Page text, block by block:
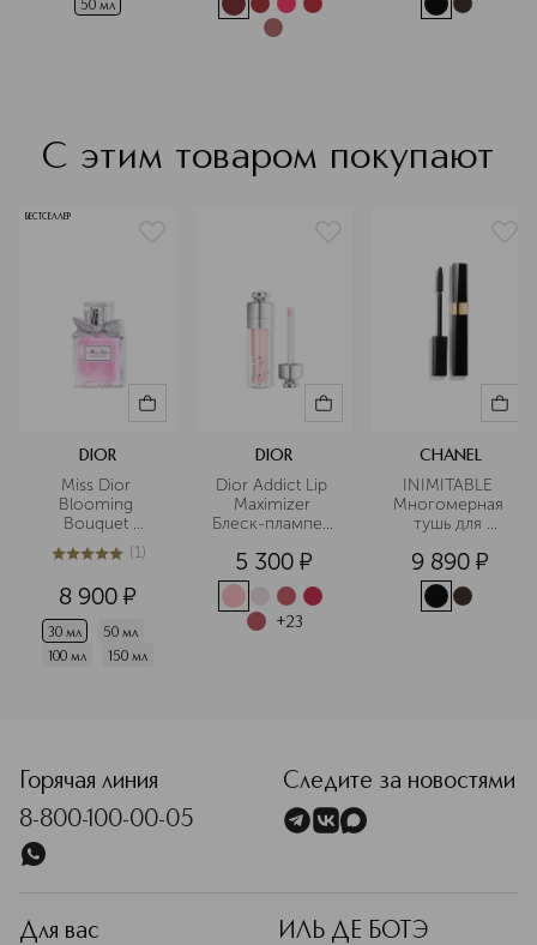
50 мл
С этим товаром покупают
БЕСТСЕЛЛЕР
DIOR
Miss Dior
Blooming
Bouquet
Туалетная вода
5из 51 (1)
8 900 ¤
30 мл
50 мл
100 мл
150 мл
DIOR
Dior Addict Lip
Maximizer
Блеск-плампер
5 300 ¤
+23
CHANEL
INIMITABLE
Многомерная
тушь для
9 890 ¤
Горячая линия
8-800-100-00-05
Следите за новостями
Для вас ИЛЬ ДЕ БОТЭ